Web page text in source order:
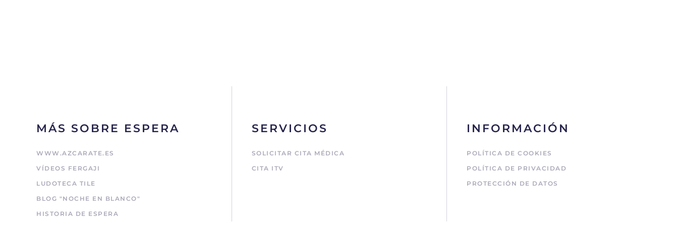
MÁS SOBRE ESPERA
WWW.AZCARATE.ES
VÍDEOS FERGAJI
LUDOTECA TILE
BLOG "NOCHE EN BLANCO"
HISTORIA DE ESPERA
SERVICIOS
SOLICITAR CITA MÉDICA
CITA ITV
INFORMACIÓN
POLÍTICA DE COOKIES
POLÍTICA DE PRIVACIDAD
PROTECCIÓN DE DATOS